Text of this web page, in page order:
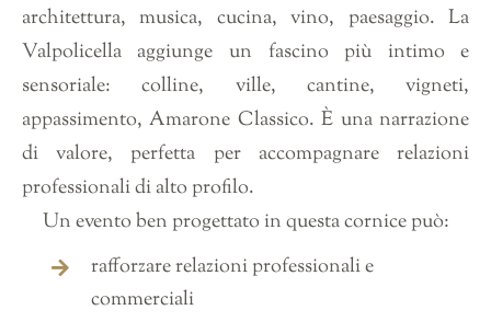
architettura, musica, cucina, vino, paesaggio. La
Valpolicella aggiunge un fascino più intimo e
sensoriale: colline, ville, cantine, vigneti,
appassimento, Amarone Classico. È una narrazione
di valore, perfetta per accompagnare relazioni
professionali di alto profilo.
Un evento ben progettato in questa cornice può:
rafforzare relazioni professionali e
commerciali